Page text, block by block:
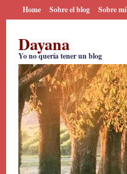
Home Sobre el blog Sobre mi
Dayana
Yo no quería tener un blog